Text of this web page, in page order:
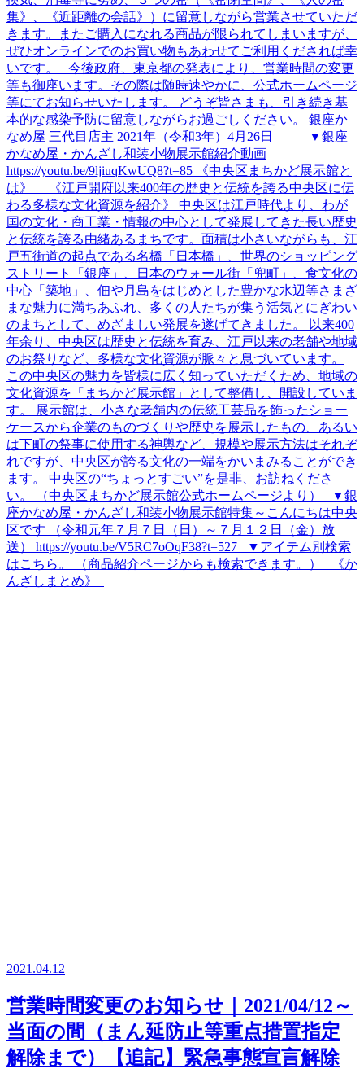
集》、《近距離の会話》）に留意しながら営業させていただ
きます。またご購入になれる商品が限られてしまいますが、
ぜひオンラインでのお買い物もあわせてご利用くだされば幸
いです。 今後政府、東京都の発表により、営業時間の変更
等も御座います。その際は随時速やかに、公式ホームページ
等にてお知らせいたします。 どうぞ皆さまも、引き続き基
本的な感染予防に留意しながらお過ごしください。 銀座か
なめ屋 三代目店主 2021年（令和3年）4月26日 ▼銀座
かなめ屋・かんざし和装小物展示館紹介動画
https://youtu.be/9ljiuqKwUQ8?t=85 《中央区まちかど展示館と
は》 《江戸開府以来400年の歴史と伝統を誇る中央区に伝
わる多様な文化資源を紹介》 中央区は江戸時代より、わが
国の文化・商工業・情報の中心として発展してきた長い歴史
と伝統を誇る由緒あるまちです。面積は小さいながらも、江
戸五街道の起点である名橋「日本橋」、世界のショッピング
ストリート「銀座」、日本のウォール街「兜町」、食文化の
中心「築地」、佃や月島をはじめとした豊かな水辺等さまざ
まな魅力に満ちあふれ、多くの人たちが集う活気とにぎわい
のまちとして、めざましい発展を遂げてきました。 以来400
年余り、中央区は歴史と伝統を育み、江戸以来の老舗や地域
のお祭りなど、多様な文化資源が脈々と息づいています。
この中央区の魅力を皆様に広く知っていただくため、地域の
文化資源を「まちかど展示館」として整備し、開設していま
す。 展示館は、小さな老舗内の伝統工芸品を飾ったショー
ケースから企業のものづくりや歴史を展示したもの、あるい
は下町の祭事に使用する神輿など、規模や展示方法はそれぞ
れですが、中央区が誇る文化の一端をかいまみることができ
ます。 中央区の“ちょっとすごい”を是非、お訪ねくださ
い。 （中央区まちかど展示館公式ホームページより） ▼銀
座かなめ屋・かんざし和装小物展示館特集～こんにちは中央
区です （令和元年７月７日（日）～７月１２日（金）放
送） https://youtu.be/V5RC7oOqF38?t=527 ▼アイテム別検索
はこちら。 （商品紹介ページからも検索できます。） 《か
んざしまとめ》
2021.04.12
営業時間変更のお知らせ｜2021/04/12～
当面の間（まん延防止等重点措置指定
解除まで）【追記】緊急事態宣言解除